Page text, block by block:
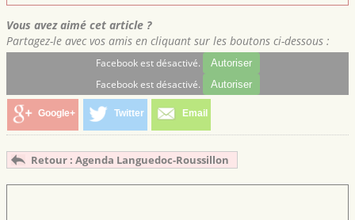
Vous avez aimé cet article ?
Partagez-le avec vos amis en cliquant sur les boutons ci-dessous :
Facebook est désactivé. Autoriser
Facebook est désactivé. Autoriser
Google+ Twitter Email
Retour : Agenda Languedoc-Roussillon